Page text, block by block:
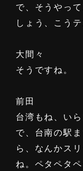
で、そうやっ
しょう、こう
大間々
そうですね。
前田
台湾もね、い
で、台南の駅
ら、なんかス
ね。ペタペタペ